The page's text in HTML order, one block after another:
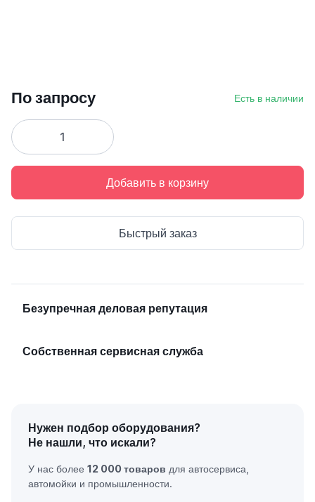
По запросу Есть в наличии
Добавить в корзину
Быстрый заказ
Безупречная деловая репутация
Собственная сервисная служба
Нужен подбор оборудования?
Не нашли, что искали?
У нас более 12 000 товаров для автосервиса,
автомойки и промышленности.